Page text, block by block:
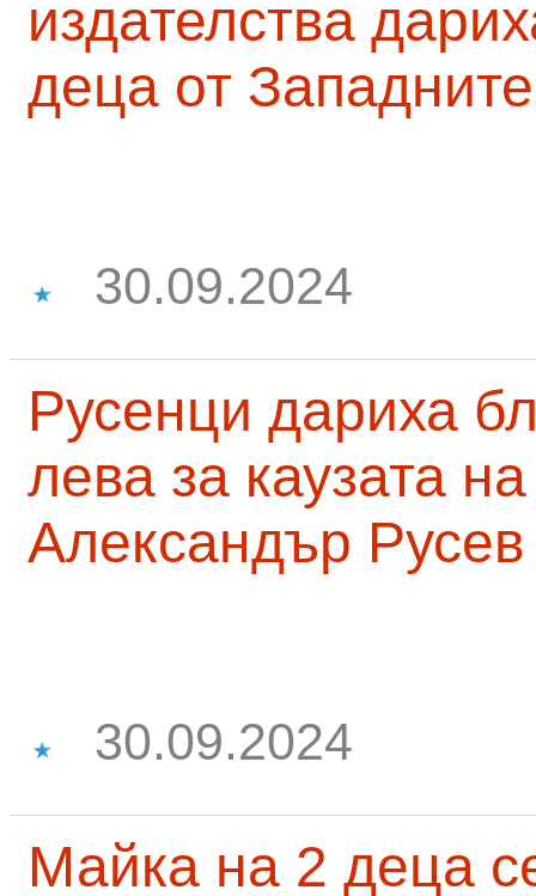
издателства
деца от
30.09.2024
Русенци дариха
лева за каузата
Александър Русев
30.09.2024
Майка на 2 деца